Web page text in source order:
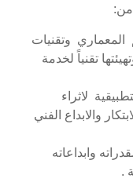
من:
المعماري وتقنيات
تقنياً لخدمة
لاثراء
والابداع الفني
وابداعاته
.